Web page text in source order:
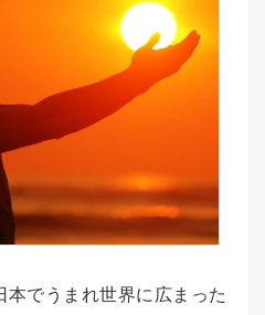
本でうまれ世界に広まった